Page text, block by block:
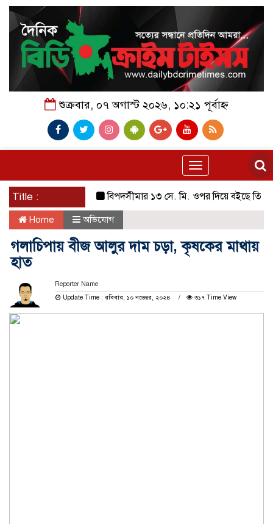
শুক্রবার, ০৭ অগাস্ট ২০২৬, ১০:২১ পূর্বাহ্ন
Toggle
navigation
Title : বিপদসীমার ১৩ সে. মি. ওপর দিয়ে বইছে তিস্তার পানি
Home অভিযোগ
গলাচিপায় বীজ আলুর দাম চড়া, কৃষকের মাথায়
হাত
Reporter Name
Update Time : রবিবার, ১০ নভেম্বর, ২০২৪
৩১৭ Time View